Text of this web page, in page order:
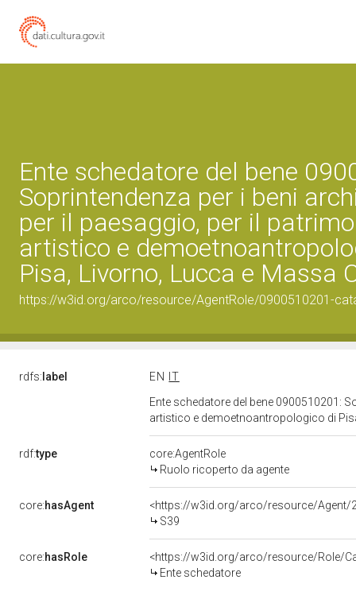
Ente schedatore del bene
Soprintendenza per i beni
per il paesaggio, per il
artistico e
Pisa, Livorno, Lucca e Massa
https://w3id.org/arco/resource/AgentRole/0900510201-
rdfs: label EN
IT
Ente schedatore del bene 0900510201:
artistico e demoetnoantropologico di
rdf:type
core:AgentRole
Ruolo ricoperto da agente
core:hasAgent
<https://w3id.org/arco/resource/Agent/
S39
core:hasRole
<https://w3id.org/arco/resource/Role/
Ente schedatore